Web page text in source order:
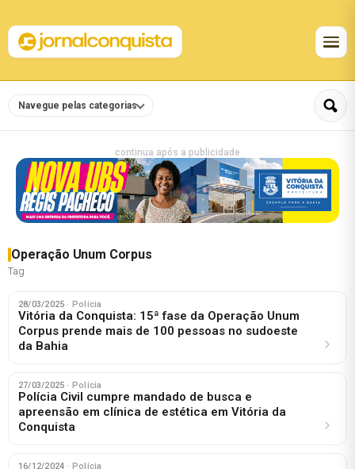
Navegue pelas categorias
continua após a publicidade
Operação Unum Corpus
Tag
28/03/2025 · Polícia
Vitória da Conquista: 15ª fase da Operação Unum
Corpus prende mais de 100 pessoas no sudoeste
da Bahia
27/03/2025 · Polícia
Polícia Civil cumpre mandado de busca e
apreensão em clínica de estética em Vitória da
Conquista
16/12/2024 · Polícia